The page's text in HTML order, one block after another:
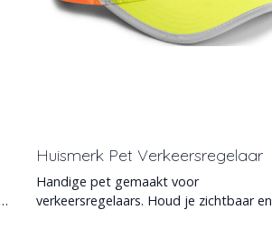
Huismerk Pet Verkeersregelaar
Handige pet gemaakt voor
verkeersregelaars. Houd je zichtbaar en